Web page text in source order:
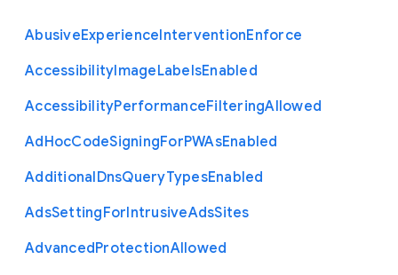
AbusiveExperienceInterventionEnforce
AccessibilityImageLabelsEnabled
AccessibilityPerformanceFilteringAllowed
AdHocCodeSigningForPWAsEnabled
AdditionalDnsQueryTypesEnabled
AdsSettingForIntrusiveAdsSites
AdvancedProtectionAllowed